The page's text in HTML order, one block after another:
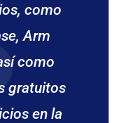
como
Arm
como
gratuitos
en la